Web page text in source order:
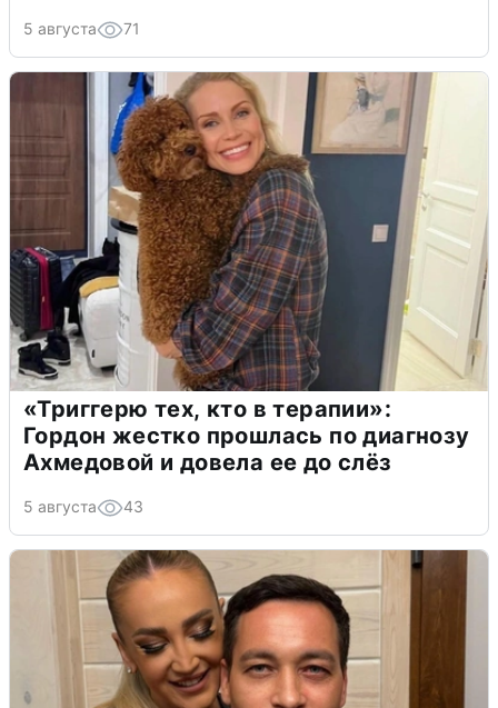
5 августа 71
«Триггерю тех, кто в терапии»:
Гордон жестко прошлась по диагнозу
Ахмедовой и довела ее до слёз
5 августа 43